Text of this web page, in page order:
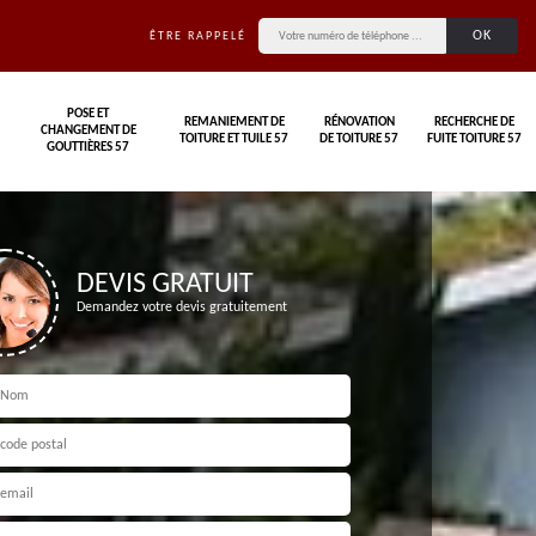
ÊTRE RAPPELÉ
POSE ET
CHANGEMENT DE
GOUTTIÈRES 57
REMANIEMENT DE
TOITURE ET TUILE 57
RÉNOVATION
DE TOITURE 57
RECHERCHE DE
FUITE TOITURE 57
DEVIS GRATUIT
Demandez votre devis gratuitement